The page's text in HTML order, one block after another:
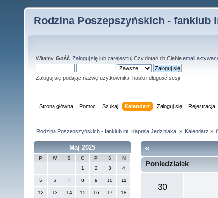
Rodzina Poszepszyńskich - fanklub
Witamy, Gość Zaloguj się lub zarejestruj .Czy dotarł do Ciebie email
Zaloguj się podając nazwę użytkownika, hasło i długość sesji
Strona główna Pomoc Szukaj Kalendarz Zaloguj się Rejestracja
Rodzina Poszepszyńskich - fanklub im. Kaprala Jedziniaka. » Kalendarz »
Maj 2025
P W Ś C P S
N
1
2 3 4
5 6 7 8 9 10 11
12 13 14 15 16 17 18
«
Poniedziałek
30